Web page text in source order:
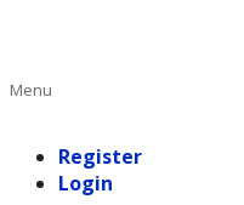
Primary
Menu
Register
Login